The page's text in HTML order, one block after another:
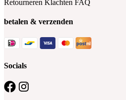
Retourneren Klachten FAQ
betalen & verzenden
Socials